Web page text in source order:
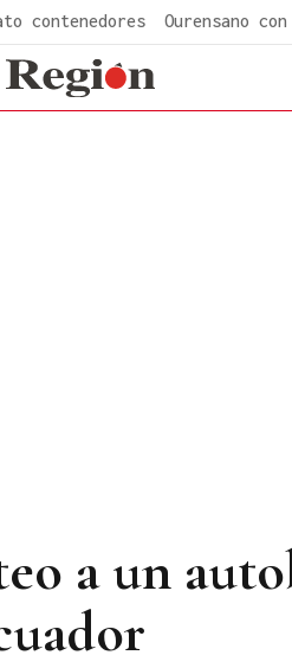
contenedores Ourensano
a un